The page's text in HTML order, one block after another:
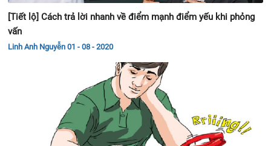
[Tiết lộ] Cách trả lời nhanh về điểm mạnh điểm yếu khi phỏng
vấn
Linh Anh Nguyễn 01 - 08 - 2020